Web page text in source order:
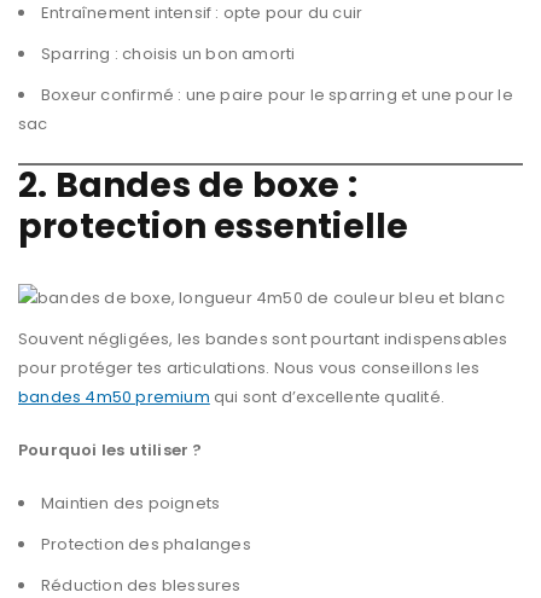
Entraînement intensif : opte pour du cuir
Sparring : choisis un bon amorti
Boxeur confirmé : une paire pour le sparring et une pour le
sac
2. Bandes de boxe :
protection essentielle
Souvent négligées, les bandes sont pourtant indispensables
pour protéger tes articulations. Nous vous conseillons les
bandes 4m50 premium qui sont d’excellente qualité.
Pourquoi les utiliser ?
Maintien des poignets
Protection des phalanges
Réduction des blessures